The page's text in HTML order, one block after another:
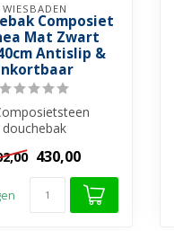
WIESBADEN
Composiet
Mat Zwart
Antislip &
douchebak
& Stootbestendig
➤ Inkortba...
430,00